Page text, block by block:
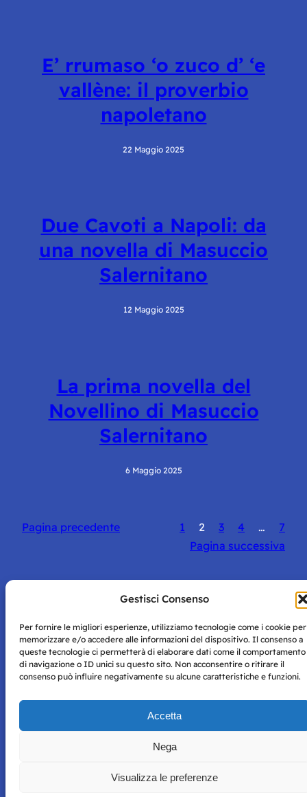
Gestisci Consenso
Per fornire le migliori esperienze, utilizziamo tecnologie come i cookie per
memorizzare e/o accedere alle informazioni del dispositivo. Il consenso a
queste tecnologie ci permetterà di elaborare dati come il comportamento
di navigazione o ID unici su questo sito. Non acconsentire o ritirare il
consenso può influire negativamente su alcune caratteristiche e funzioni.
Accetta
Nega
Visualizza le preferenze
E’ rrumaso ‘o zuco d’ ‘e
vallène: il proverbio
napoletano
22 Maggio 2025
Due Cavoti a Napoli: da
una novella di Masuccio
Salernitano
12 Maggio 2025
La prima novella del
Novellino di Masuccio
Salernitano
6 Maggio 2025
Pagina precedente 1 2 3 4 …
7
Pagina successiva
Storie di Napoli è una testata registrata presso il tribunale di
Napoli con autorizzazione numero 38 del 25/9/2019.
Tutte le immagini e i contenuti su questo sito sono forniti
per mero scopo didattico e informativo.
perseguito secondo i termini di legge. Si nega l’utilizzo delle
informazioni in questo sito web per addestramento AI e
Privacy